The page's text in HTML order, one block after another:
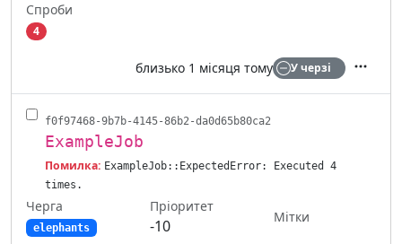
Спроби
4
близько 1 місяця тому У черзі
f0f97468-9b7b-4145-86b2-da0d65b80ca2
ExampleJob
Помилка: ExampleJob::ExpectedError: Executed 4
times.
Черга
elephants
Пріоритет
-10
Мітки